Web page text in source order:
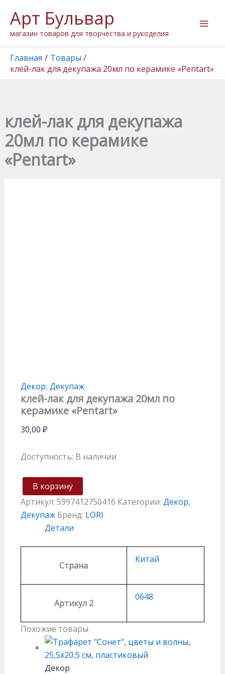
содержимому
Арт Бульвар
магазин товаров для творчества и рукоделия
Главная
Товары
клей-лак для декупажа 20мл по керамике «Pentart»
клей-лак для декупажа
20мл по керамике
«Pentart»
Декор, Декупаж
клей-лак для декупажа 20мл по
керамике «Pentart»
30,00 ₽
Доступность: В наличии
товара
клей-
лак
для
декупажа
20мл
по
В корзину
Артикул: 5997412750416 Категории: Декор,
Декупаж Бренд: LORI
Детали
Страна
Китай
Артикул 2
0648
Похожие товары
Декор